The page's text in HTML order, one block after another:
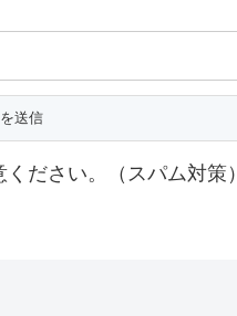
ださい。（スパム対策）